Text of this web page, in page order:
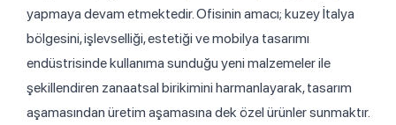
yapmaya devam etmektedir. Ofisinin amacı; kuzey İtalya
bölgesini, işlevselliği, estetiği ve mobilya tasarımı
endüstrisinde kullanıma sunduğu yeni malzemeler ile
şekillendiren zanaatsal birikimini harmanlayarak, tasarım
aşamasından üretim aşamasına dek özel ürünler sunmaktır.